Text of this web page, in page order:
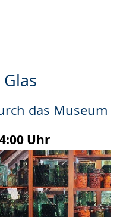
das Museum
Uhr